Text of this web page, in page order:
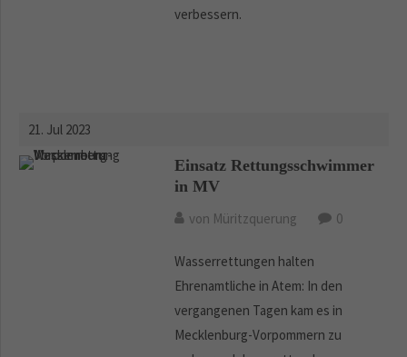
verbessern.
21. Jul 2023
Einsatz Rettungsschwimmer
in MV
von Müritzquerung 0
Wasserrettungen halten
Ehrenamtliche in Atem: In den
vergangenen Tagen kam es in
Mecklenburg-Vorpommern zu